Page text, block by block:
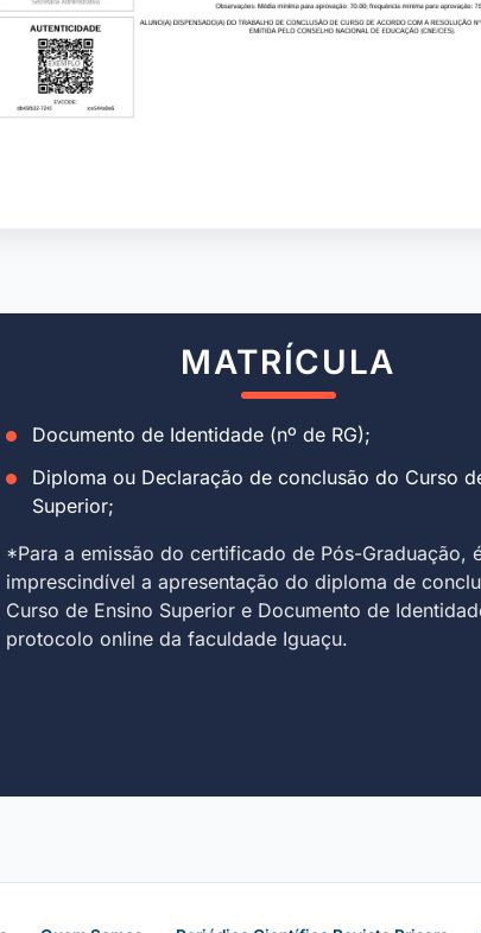
MATRÍCULA
Documento de Identidade (nº de RG);
Diploma ou Declaração de conclusão do Curso
Superior;
*Para a emissão do certificado de Pós-Graduação,
imprescindível a apresentação do diploma de
Curso de Ensino Superior e Documento de
protocolo online da faculdade Iguaçu.